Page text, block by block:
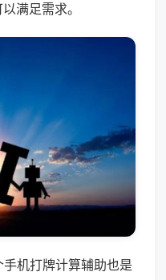
满足需求。
机打牌计算辅助也是